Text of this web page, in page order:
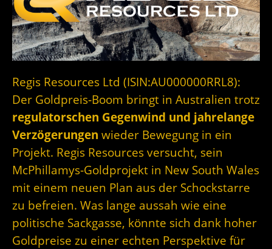
Regis Resources Ltd (ISIN:AU000000RRL8):
Der Goldpreis‑Boom bringt in Australien trotz
regulatorschen Gegenwind und jahrelange
Verzögerungen wieder Bewegung in ein
Projekt. Regis Resources versucht, sein
McPhillamys‑Goldprojekt in New South Wales
mit einem neuen Plan aus der Schockstarre
zu befreien. Was lange aussah wie eine
politische Sackgasse, könnte sich dank hoher
Goldpreise zu einer echten Perspektive für